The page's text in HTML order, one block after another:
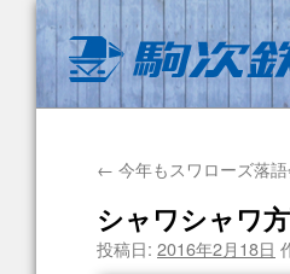
← 今年もスワローズ落語
シャワシャワ
投稿日: 2016年2月18日